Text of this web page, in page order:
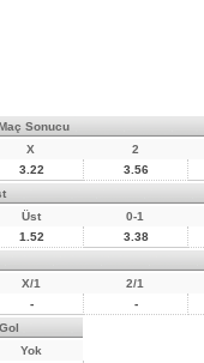
Sonucu
X 2
3.22 3.56
Üst 0-1
1.52 3.38
X/1 2/1
- -
Yok